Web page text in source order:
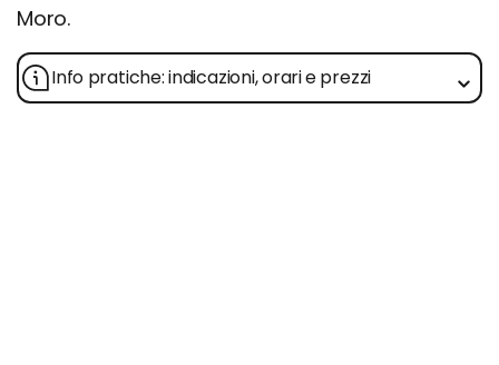
Moro.
Info pratiche: indicazioni, orari e prezzi